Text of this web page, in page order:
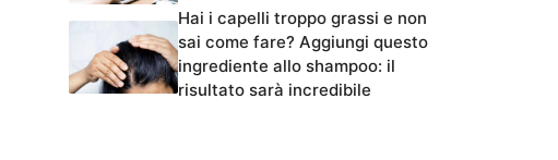
Hai i capelli troppo grassi e non
sai come fare? Aggiungi questo
ingrediente allo shampoo: il
risultato sarà incredibile